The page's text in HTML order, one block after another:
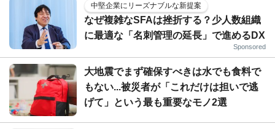
中堅企業にリーズナブルな新提案
なぜ複雑なSFAは挫折する？少人数組織
に最適な「名刺管理の延長」で進めるDX
Sponsored
大地震でまず確保すべきは水でも食料で
もない...被災者が「これだけは担いで逃
げて」という最も重要なモノ2選